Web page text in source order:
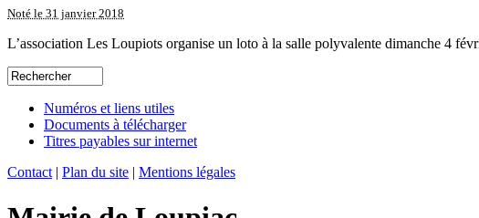
Noté le 31 janvier 2018
L’association Les Loupiots organise un loto à la salle polyvalente dimanche 4
Numéros et liens utiles
Documents à télécharger
Titres payables sur internet
Contact | Plan du site | Mentions légales